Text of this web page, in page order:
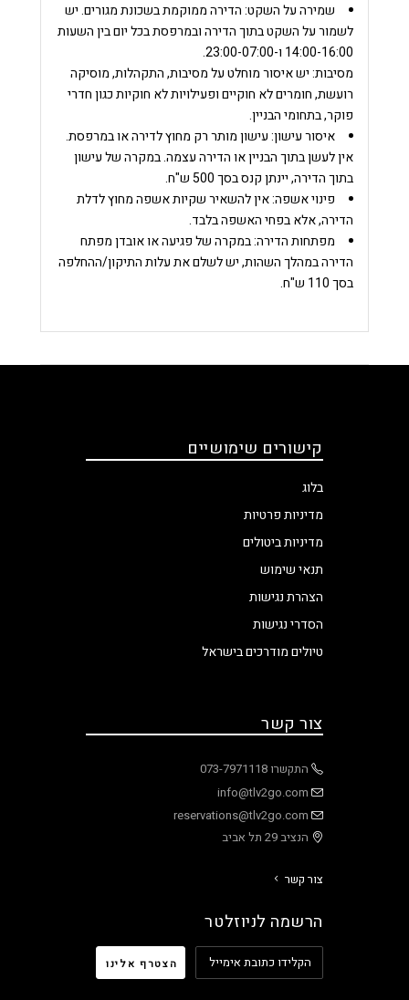
שמירה על השקט:הדירה ממוקמת בשכונת מגורים. יש
לשמור על השקט בתוך הדירה ובמרפסת בכל יום בין השעות
14:00-16:00 ו-23:00-07:00.
מסיבות:יש איסור מוחלט על מסיבות, התקהלות, מוסיקה
רועשת, חומרים לא חוקיים ופעילויות לא חוקיות כגון חדרי
פוקר, בתחומי הבניין.
איסור עישון:עישון מותר רק מחוץ לדירה או במרפסת.
אין לעשן בתוך הבניין או הדירה עצמה. במקרה של עישון
בתוך הדירה, יינתן קנס בסך 500 ש"ח.
פינוי אשפה:אין להשאיר שקיות אשפה מחוץ לדלת
הדירה, אלא בפחי האשפה בלבד.
מפתחות הדירה:במקרה של פגיעה או אובדן מפתח
הדירה במהלך השהות, יש לשלם את עלות התיקון/ההחלפה
בסך 110 ש"ח.
קישורים שימושיים
בלוג
מדיניות פרטיות
מדיניות ביטולים
תנאי שימוש
הצהרת נגישות
הסדרי נגישות
טיולים מודרכים בישראל
צור קשר
התקשרו 073-7971118
info@tlv2go.com
reservations@tlv2go.com
הנציב 29 תל אביב
צור קשר
הרשמה לניוזלטר